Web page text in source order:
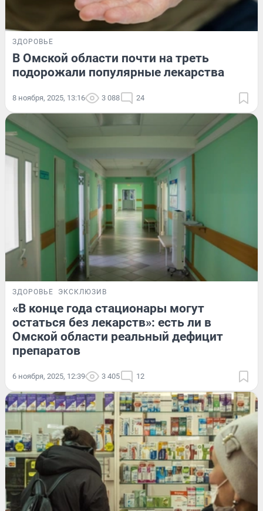
ЗДОРОВЬЕ
В Омской области почти на треть
подорожали популярные лекарства
8 ноября, 2025, 13:16 3 088 24
ЗДОРОВЬЕ ЭКСКЛЮЗИВ
«В конце года стационары могут
остаться без лекарств»: есть ли в
Омской области реальный дефицит
препаратов
6 ноября, 2025, 12:39 3 405 12